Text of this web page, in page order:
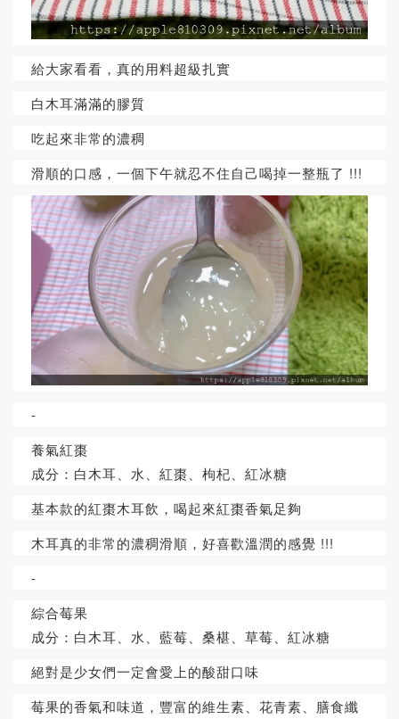
給大家看看，真的用料超級扎實
白木耳滿滿的膠質
吃起來非常的濃稠
滑順的口感，一個下午就忍不住自己喝掉一整瓶了 !!!
-
養氣紅棗
成分：白木耳、水、紅棗、枸杞、紅冰糖
基本款的紅棗木耳飲，喝起來紅棗香氣足夠
木耳真的非常的濃稠滑順，好喜歡溫潤的感覺 !!!
-
綜合莓果
成分：白木耳、水、藍莓、桑椹、草莓、紅冰糖
絕對是少女們一定會愛上的酸甜口味
莓果的香氣和味道，豐富的維生素、花青素、膳食纖